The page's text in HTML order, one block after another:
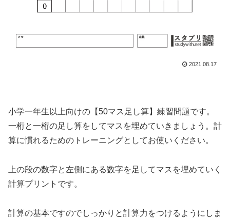
2021.08.17
小学一年生以上向けの【50マス足し算】練習問題です。
一桁と一桁の足し算をしてマスを埋めていきましょう。計
算に慣れるためのトレーニングとしてお使いください。
上の段の数字と左側にある数字を足してマスを埋めていく
計算プリントです。
計算の基本ですのでしっかりと計算力をつけるようにしま